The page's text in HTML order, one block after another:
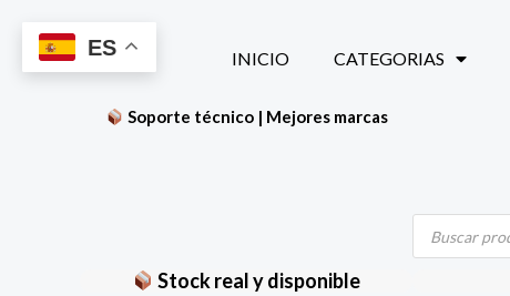
contenido
INICIO CATEGORIAS
Soporte técnico | Mejores marcas
Búsqueda
productos
Stock real y disponible
ES